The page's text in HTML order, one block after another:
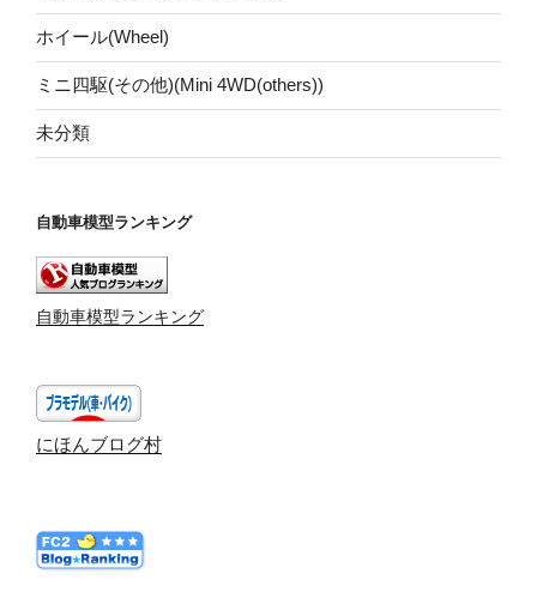
ホイール(Wheel)
ミニ四駆(その他)(Mini 4WD(others))
未分類
自動車模型ランキング
自動車模型ランキング
にほんブログ村